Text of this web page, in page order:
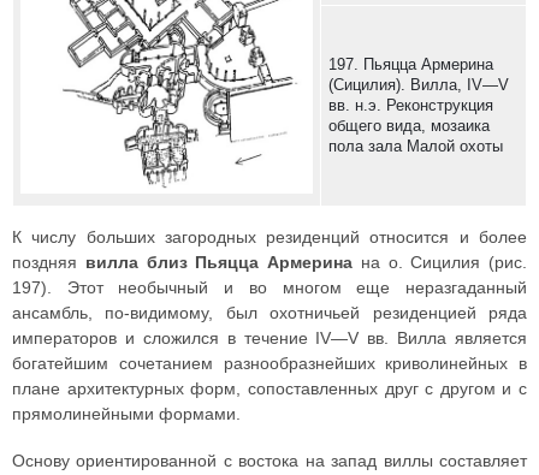
197. Пьяцца Армерина
(Сицилия). Вилла, IV—V
вв. н.э. Реконструкция
общего вида, мозаика
пола зала Малой охоты
К числу больших загородных резиденций относится и более
поздняя вилла близ Пьяцца Армерина на о. Сицилия (рис.
197). Этот необычный и во многом еще неразгаданный
ансамбль, по-видимому, был охотничьей резиденцией ряда
императоров и сложился в течение IV—V вв. Вилла является
богатейшим сочетанием разнообразнейших криволинейных в
плане архитектурных форм, сопоставленных друг с другом и с
прямолинейными формами.
Основу ориентированной с востока на запад виллы составляет